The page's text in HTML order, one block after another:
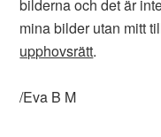
bilderna och det är
mina bilder utan mitt
upphovsrätt.
/Eva B M